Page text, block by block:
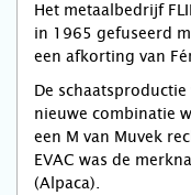
Het metaalbedrijf
in 1965 gefuseerd
een afkorting van
De
nieuwe combinatie
een M van Muvek
EVAC was de
(Alpaca).